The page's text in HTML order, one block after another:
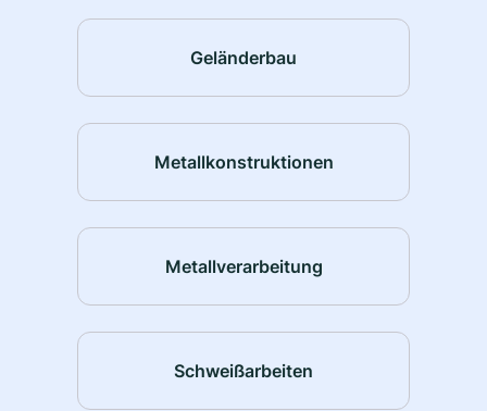
Geländerbau
Metallkonstruktionen
Metallverarbeitung
Schweißarbeiten